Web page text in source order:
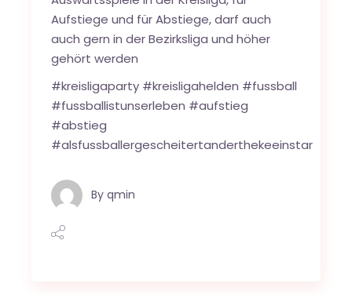
Aufstiege und für Abstiege, darf auch
auch gern in der Bezirksliga und höher
gehört werden
#kreisligaparty #kreisligahelden #fussball
#fussballistunserleben #aufstieg
#abstieg
#alsfussballergescheitertanderthekeeinstar
By qmin